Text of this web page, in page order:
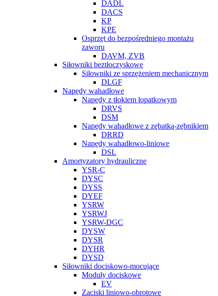
DADL
DACS
KP
KPE
Osprzęt do bezpośredniego montażu
zaworu
DAVM, ZVB
Siłowniki beztłoczyskowe
Siłowniki ze sprzężeniem mechanicznym
DLGF
Napędy wahadłowe
Napędy z tłokiem łopatkowym
DRVS
DSM
Napędy wahadłowe z zębatką-zębnikiem
DRRD
Napędy wahadłowo-liniowe
DSL
Amortyzatory hydrauliczne
YSR-C
DYSC
DYSS
DYEF
YSRW
YSRWJ
YSRW-DGC
DYSW
DYSR
DYHR
DYSD
Siłowniki dociskowo-mocujące
Moduły dociskowe
EV
Zaciski liniowo-obrotowe